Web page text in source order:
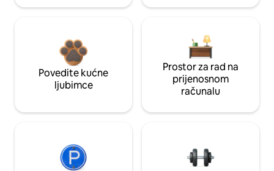
Povedite kućne
ljubimce
Prostor za rad na
prijenosnom
računalu